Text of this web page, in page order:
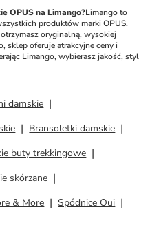
OPUS na Limango?Limango to
produktów marki OPUS.
oryginalną, wysokiej
sklep oferuje atrakcyjne ceny i
Limango, wybierasz jakość, styl
damskie
Bransoletki damskie
buty trekkingowe
skórzane
& More
Spódnice Oui